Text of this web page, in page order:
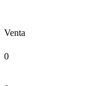
Venta
0